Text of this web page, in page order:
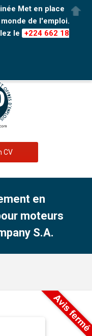
Met en place
de l'emploi.
le +224 662 18
CV
en
moteurs
S.A.